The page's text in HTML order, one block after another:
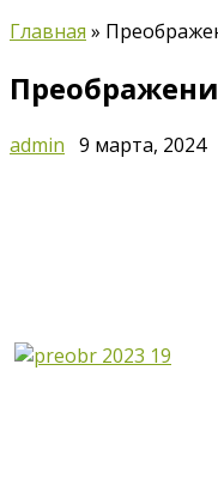
Главная »
admin 9 марта, 2024